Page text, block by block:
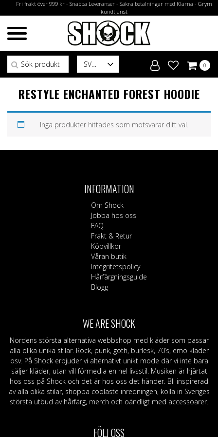
Fri frakt över 999 kr - Snabba Leveranser - Säkra betalningar med Klarna - Grym
kundtjänst
SV
Sök efter:
0
RESTYLE ENCHANTED FOREST HOODIE
Inga produkter hittades som motsvarar ditt val.
INFORMATION
Om Shock
Jobba hos oss
FAQ
Frakt & Retur
Köpvillkor
Våran butik
Integritetspolicy
Hårfärgningsguide
Blogg
WE ARE SHOCK
Nordens största alternativa webbshop med kläder som passar
alla olika unika stilar. Rock, punk, goth, burlesk, 70’s, emo kläder
osv. På Shock erbjuder vi alternativt unikt mode där vi inte bara
säljer kläder, utan vill förmedla en hel livsstil. Musiken är hjärtat
hos oss på Shock och det är hos oss det händer. Bli inspirerad
av alla olika stilar, shoppa coolaste inredningen, kolla in Sveriges
största utbud av hårfärg, merch och oändligt med accessoarer.
FÖLJ OSS